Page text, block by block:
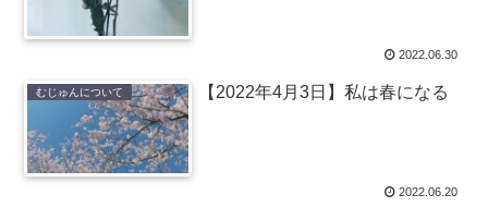
2022.06.30
むじゅんについて 【2022年4月3日】私は春になる
2022.06.20